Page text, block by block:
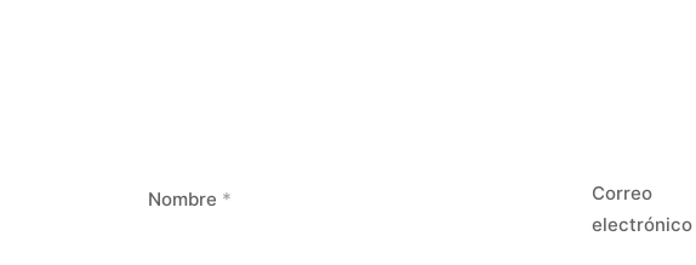
Nombre *
Correo
electrónico